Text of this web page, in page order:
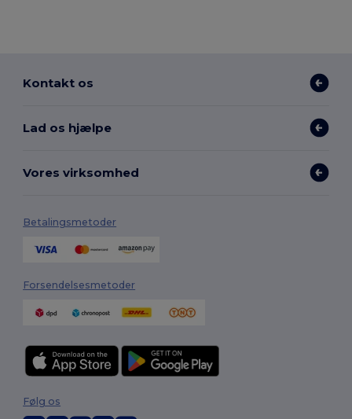
Kontakt os
Lad os hjælpe
Vores virksomhed
Betalingsmetoder
Forsendelsesmetoder
Følg os